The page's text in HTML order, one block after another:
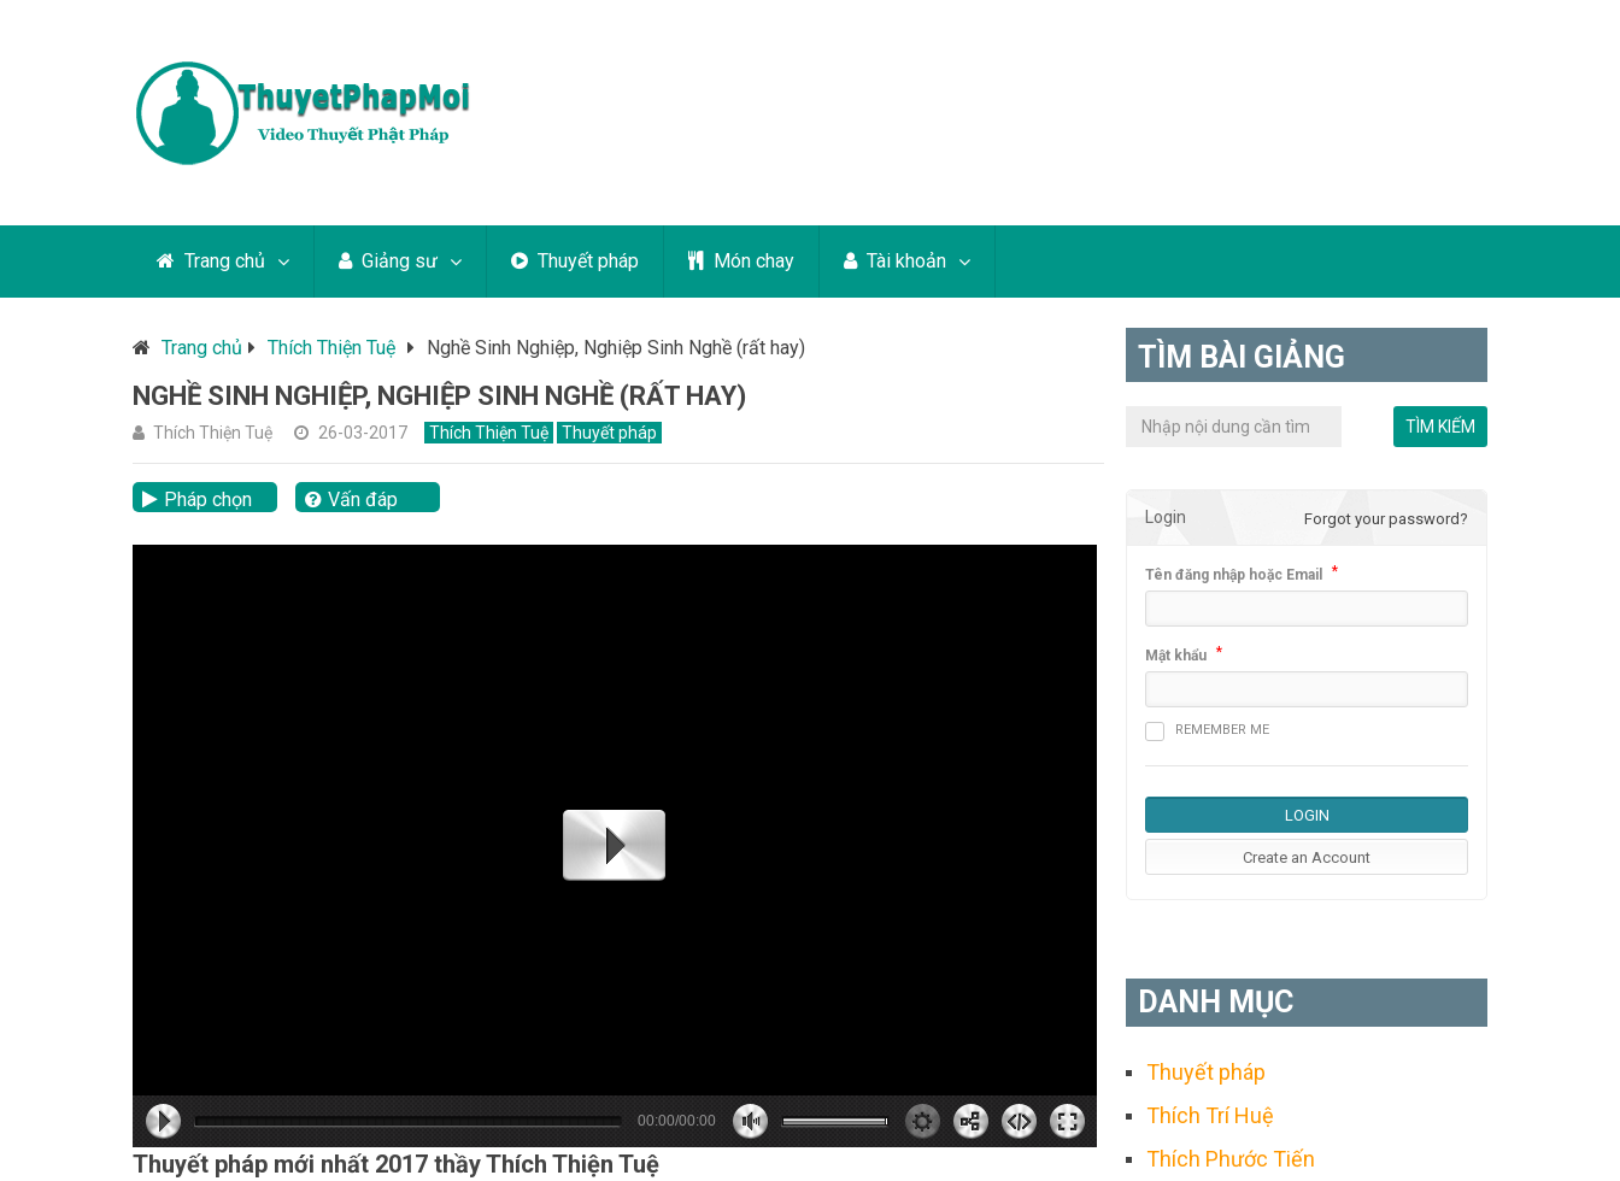
Trang chủ Giảng sư Thuyết pháp Món chay Tài khoản
Trang chủ Thích Thiện Tuệ Nghề Sinh Nghiệp, Nghiệp Sinh Nghề (rất hay)
NGHỀ SINH NGHIỆP, NGHIỆP SINH NGHỀ (RẤT HAY)
Thích Thiện Tuệ 26-03-2017 Thích Thiện Tuệ Thuyết pháp
Pháp chọn
Vấn đáp
hd2160
hd2160
hd1440
highres
hd1080
hd720
large
medium
small
tiny
00:00/00:00
Thuyết pháp mới nhất 2017 thầy Thích Thiện Tuệ
TÌM BÀI GIẢNG
Login Forgot your password?
Tên đăng nhập hoặc Email *
Mật khẩu *
REMEMBER ME
DANH MỤC
Thuyết pháp
Thích Trí Huệ
Thích Phước Tiến